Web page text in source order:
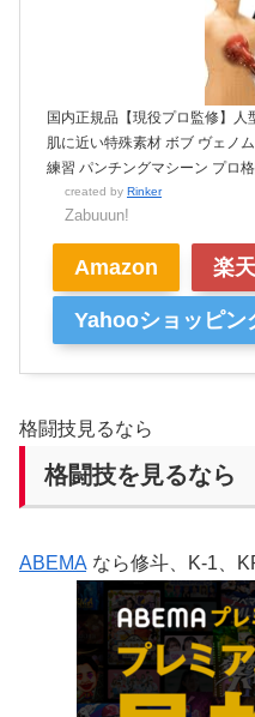
国内正規品【現役プロ監修】人
肌に近い特殊素材 ボブ ヴェノ
練習 パンチングマシーン プロ
created by Rinker
Zabuuun!
Amazon 楽
Yahooショッピン
格闘技見るなら
格闘技を見るなら
ABEMA なら修斗、K-1、